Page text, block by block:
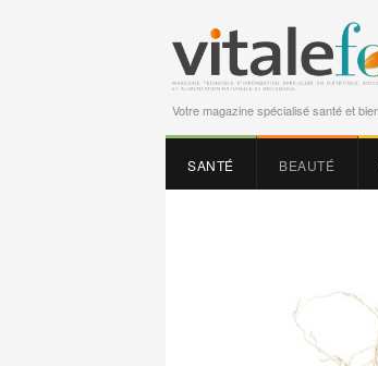
Votre magazine spécialisé santé et
SANTÉ BEAUTÉ